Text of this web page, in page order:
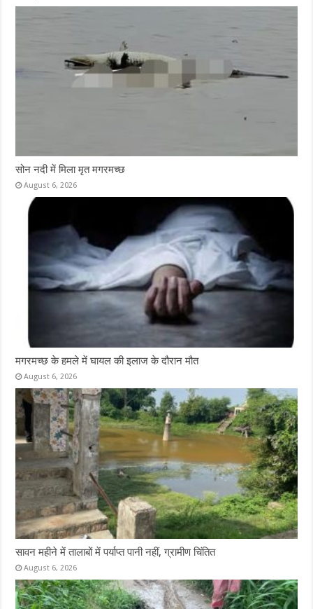
सोन नदी में मिला मृत मगरमच्छ
August 6, 2026
मगरमच्छ के हमले में घायल की इलाज के दौरान मौत
August 6, 2026
सावन महीने में तालाबों में पर्याप्त पानी नहीं, ग्रामीण चिंतित
August 6, 2026